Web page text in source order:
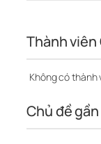
Thành viên
Không có thành
Chủ đề